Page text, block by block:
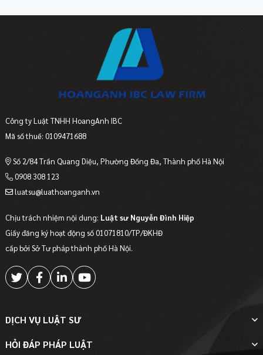
Công ty Luật TNHH HoangAnh IBC
Mã số thuế: 0109471688
Số 2/84 Trần Quang Diệu, Phường Đống Đa, Thành phố Hà Nội
0908 308 123
luatsu@luathoanganh.vn
Chịu trách nhiệm nội dung: Luật sư Nguyễn Đình Hiệp
Giấy đăng ký hoạt động số 01071810/TP/ĐKHĐ
cấp bởi Sở Tư pháp thành phố Hà Nội.
DỊCH VỤ LUẬT SƯ
HỎI ĐÁP PHÁP LUẬT